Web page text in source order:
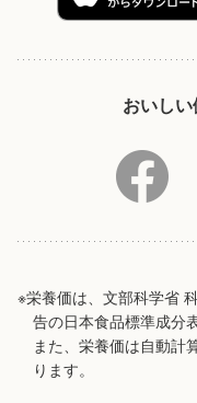
おいし
※栄養価は、文部科学省
告の日本食品標準成分
また、栄養価は自動計
ります。